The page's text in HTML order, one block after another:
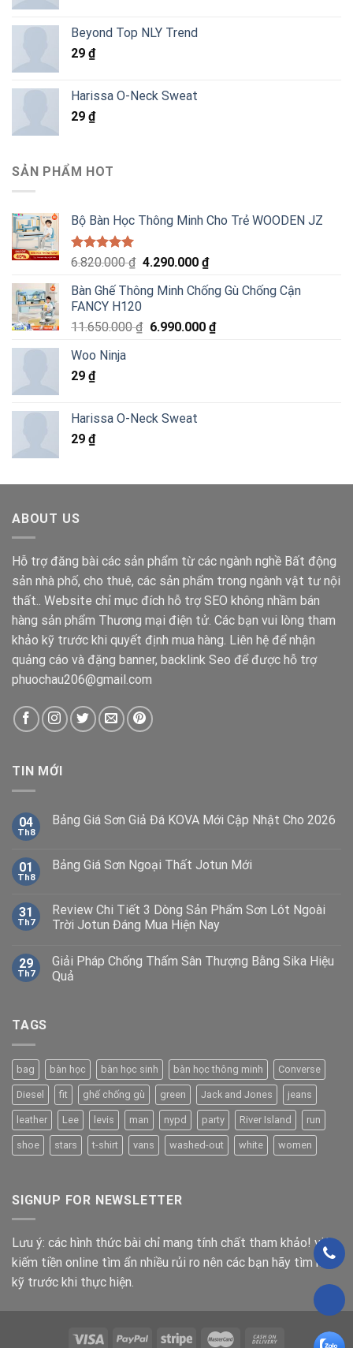
Beyond Top NLY Trend
29 ₫
Harissa O-Neck Sweat
29 ₫
SẢN PHẨM HOT
Bộ Bàn Học Thông Minh Cho Trẻ WOODEN JZ
Được xếp
5 sao
6.820.000₫ Giá
là:
6.820.000 ₫.
4.290.000 ₫Giá
tại
4.290.000 ₫.
Bàn Ghế Thông Minh Chống Gù Chống Cận
FANCY H120
11.650.000₫ Giá
6.990.000 ₫Giá
Woo Ninja
29 ₫
Harissa O-Neck Sweat
29 ₫
ABOUT US
Hỗ trợ đăng bài các sản phẩm từ các ngành nghề Bất động
sản nhà phố, cho thuê, các sản phẩm trong ngành vật tư nội
thất.. Website chỉ mục đích hỗ trợ SEO không nhầm bán
hàng sản phẩm Thương mại điện tử. Các bạn vui lòng tham
khảo kỹ trước khi quyết định mua hàng. Liên hệ để nhận
quảng cáo và đặng banner, backlink Seo để được hỗ trợ
phuochau206@gmail.com
TIN MỚI
04
Th8
Bảng Giá Sơn Giả Đá KOVA Mới Cập Nhật Cho 2026
01
Th8
Bảng Giá Sơn Ngoại Thất Jotun Mới
31
Th7
Review Chi Tiết 3 Dòng Sản Phẩm Sơn Lót Ngoài
Trời Jotun Đáng Mua Hiện Nay
29
Th7
Giải Pháp Chống Thấm Sân Thượng Bằng Sika Hiệu
Quả
TAGS
bag bàn học bàn học sinh bàn học thông minh Converse
Diesel fit ghế chống gù green Jack and Jones jeans
leather Lee levis man nypd party River Island run
shoe stars t-shirt vans washed-out white women
SIGNUP FOR NEWSLETTER
Lưu ý: các hình thức bài chỉ mang tính chất tham khảo! việc
kiếm tiền online tìm ẩn nhiều rủi ro nên các bạn hãy tìm hiểu
kỹ trước khi thực hiện.